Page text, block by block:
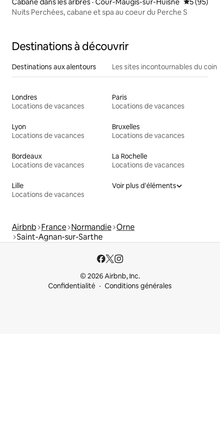
Cabane dans les arbres · Cour-Maugis-sur-Huisne Note
5 (95)
Nuits Perchées, cabane et spa au coeur du Perche S
Destinations à découvrir
Destinations aux alentours Les sites incontournables du coin
Londres
Locations de vacances
Paris
Locations de vacances
Lyon
Locations de vacances
Bruxelles
Locations de vacances
Bordeaux
Locations de vacances
La Rochelle
Locations de vacances
Lille
Locations de vacances
Voir plus d'éléments
Airbnb France Normandie Orne
Saint-Agnan-sur-Sarthe
© 2026 Airbnb, Inc.
Confidentialité
Conditions générales